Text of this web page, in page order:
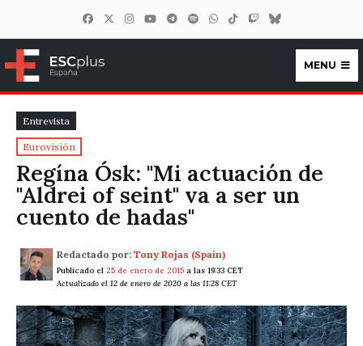
ESCplus España
MENU
Entrevista
Eurovisión
Regína Ósk: "Mi actuación de
"Aldrei of seint" va a ser un
cuento de hadas"
Redactado por: Tony Rojas (Spain)
Publicado el 25 de enero de 2015 a las 19:33 CET
Actualizado el 12 de enero de 2020 a las 11:28 CET